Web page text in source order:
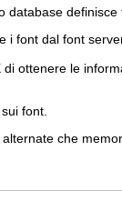
i font dal font
di ottenere le
font.
che